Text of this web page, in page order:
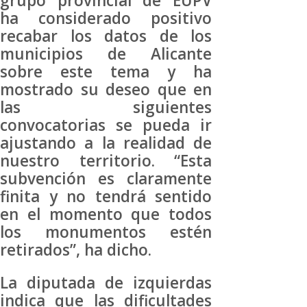
ha considerado positivo
recabar los datos de los
municipios de Alicante
sobre este tema y ha
mostrado su deseo que en
las siguientes
convocatorias se pueda ir
ajustando a la realidad de
nuestro territorio. “Esta
subvención es claramente
finita y no tendrá sentido
en el momento que todos
los monumentos estén
retirados”, ha dicho.
La diputada de izquierdas
indica que las dificultades